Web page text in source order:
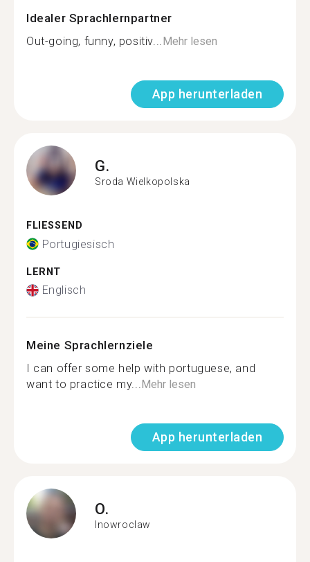
Idealer Sprachlernpartner
Out-going, funny, positiv...Mehr lesen
App herunterladen
G.
Sroda Wielkopolska
FLIESSEND
Portugiesisch
LERNT
Englisch
Meine Sprachlernziele
I can offer some help with portuguese, and
want to practice my...Mehr lesen
App herunterladen
O.
Inowroclaw